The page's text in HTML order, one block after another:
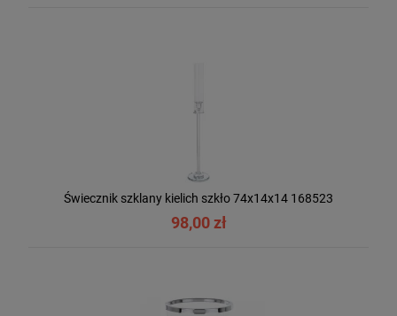
Świecznik szklany kielich szkło 74x14x14 168523
98,00 zł